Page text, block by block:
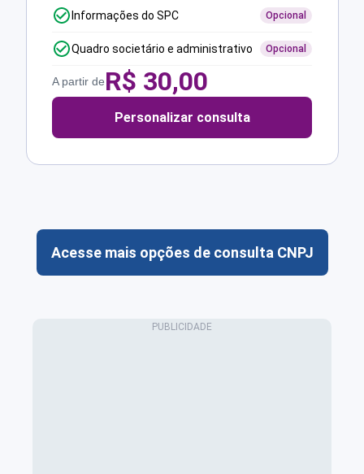
Informações do SPC Opcional
Quadro societário e administrativo Opcional
A partir deR$ 30,00
Personalizar consulta
Acesse mais opções de consulta CNPJ